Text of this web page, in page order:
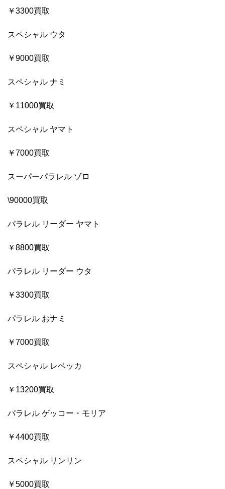
￥3300買取
スペシャル ウタ
￥9000買取
スペシャル ナミ
￥11000買取
スペシャル ヤマト
￥7000買取
スーパーパラレル ゾロ
\90000買取
パラレル リーダー ヤマト
￥8800買取
パラレル リーダー ウタ
￥3300買取
パラレル おナミ
￥7000買取
スペシャル レベッカ
￥13200買取
パラレル ゲッコー・モリア
￥4400買取
スペシャル リンリン
￥5000買取